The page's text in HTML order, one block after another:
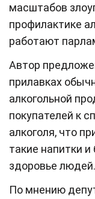
масштабов
профилактике
работают
Автор
прилавках
алкогольной
покупателей к
алкоголя, что
такие напитки
здоровье людей.
По мнению